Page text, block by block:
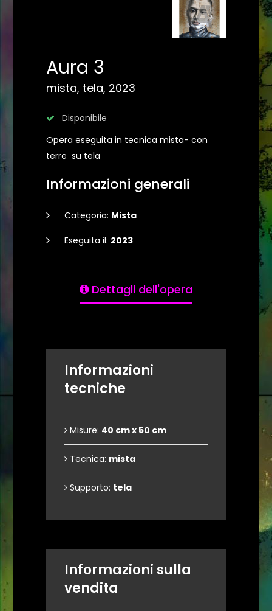
Aura 3
mista, tela, 2023
Disponibile
Opera eseguita in tecnica mista- con
terre su tela
Informazioni generali
Categoria: Mista
Eseguita il: 2023
Dettagli dell'opera
Informazioni
tecniche
Misure: 40 cm x 50 cm
Tecnica: mista
Supporto: tela
Informazioni sulla
vendita